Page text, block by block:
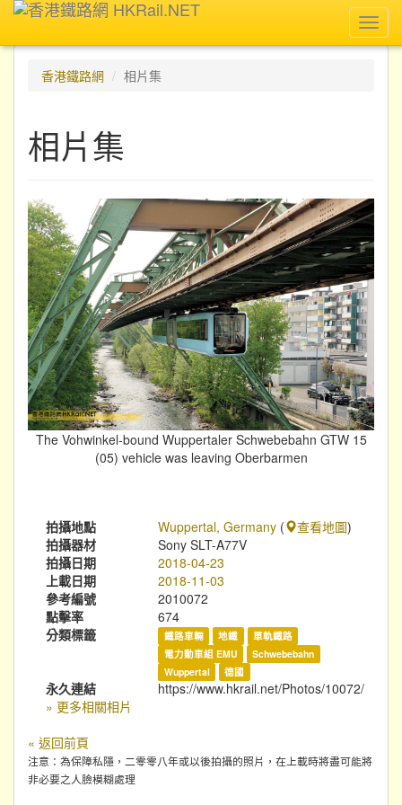
香港鐵路網
相片集
相片集
The Vohwinkel-bound Wuppertaler Schwebebahn GTW 15
(05) vehicle was leaving Oberbarmen
拍攝地點 Wuppertal, Germany ( 查看地圖)
拍攝器材
Sony SLT-A77V
拍攝日期
2018-04-23
上載日期
2018-11-03
參考編號
2010072
點擊率
674
分類標籤
鐵路車輛 地鐵
單軌鐵路
電力動車組 EMU
Schwebebahn
Wuppertal
德國
永久連結
https://www.hkrail.net/Photos/10072/
» 更多相關相片
« 返回前頁
注意：為保障私隱，二零零八年或以後拍攝的照片，在上載時將盡可能將
非必要之人臉模糊處理